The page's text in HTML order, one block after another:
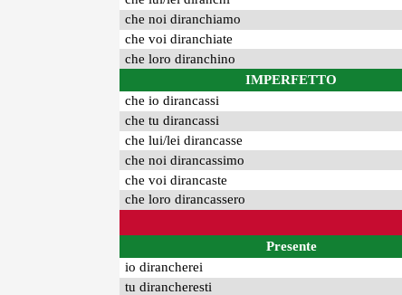
che noi diranchiamo
che voi diranchiate
che loro diranchino
IMPERFETTO
che io dirancassi
che tu dirancassi
che lui/lei dirancasse
che noi dirancassimo
che voi dirancaste
che loro dirancassero
Presente
io dirancherei
tu dirancheresti